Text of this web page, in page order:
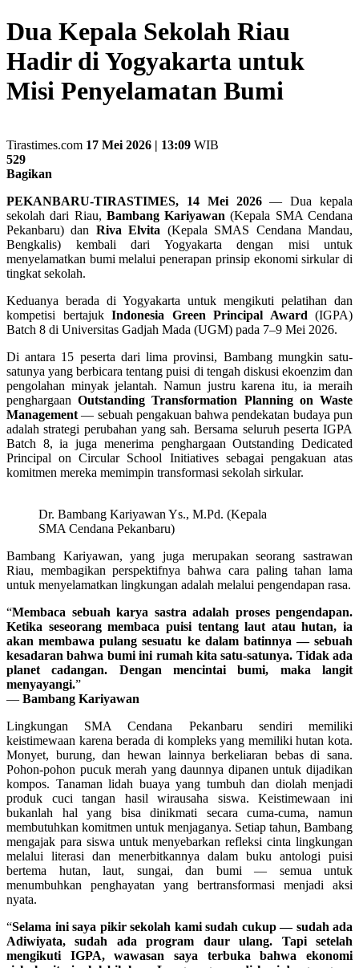
Dua Kepala Sekolah Riau
Hadir di Yogyakarta untuk
Misi Penyelamatan Bumi
Tirastimes.com 17 Mei 2026 | 13:09 WIB
529
Bagikan
PEKANBARU-TIRASTIMES, 14 Mei 2026— Dua kepala
sekolah dari Riau, Bambang Kariyawan (Kepala SMA Cendana
Pekanbaru) dan Riva Elvita (Kepala SMAS Cendana Mandau,
Bengkalis) kembali dari Yogyakarta dengan misi untuk
menyelamatkan bumi melalui penerapan prinsip ekonomi sirkular di
tingkat sekolah.
Keduanya berada di Yogyakarta untuk mengikuti pelatihan dan
kompetisi bertajuk Indonesia Green Principal Award (IGPA)
Batch 8 di Universitas Gadjah Mada (UGM) pada 7–9 Mei 2026.
Di antara 15 peserta dari lima provinsi, Bambang mungkin satu-
satunya yang berbicara tentang puisi di tengah diskusi ekoenzim dan
pengolahan minyak jelantah. Namun justru karena itu, ia meraih
penghargaanOutstanding Transformation Planning on Waste
Management — sebuah pengakuan bahwa pendekatan budaya pun
adalah strategi perubahan yang sah. Bersama seluruh peserta IGPA
Batch 8, ia juga menerima penghargaan Outstanding Dedicated
Principal on Circular School Initiatives sebagai pengakuan atas
komitmen mereka memimpin transformasi sekolah sirkular.
Dr. Bambang Kariyawan Ys., M.Pd. (Kepala
SMA Cendana Pekanbaru)
Bambang Kariyawan, yang juga merupakan seorang sastrawan
Riau, membagikan perspektifnya bahwa cara paling tahan lama
untuk menyelamatkan lingkungan adalah melalui pengendapan rasa.
“Membaca sebuah karya sastra adalah proses pengendapan.
Ketika seseorang membaca puisi tentang laut atau hutan, ia
akan membawa pulang sesuatu ke dalam batinnya — sebuah
kesadaran bahwa bumi ini rumah kita satu-satunya. Tidak ada
planet cadangan. Dengan mencintai bumi, maka langit
menyayangi.”
— Bambang Kariyawan
Lingkungan SMA Cendana Pekanbaru sendiri memiliki
keistimewaan karena berada di kompleks yang memiliki hutan kota.
Monyet, burung, dan hewan lainnya berkeliaran bebas di sana.
Pohon-pohon pucuk merah yang daunnya dipanen untuk dijadikan
kompos. Tanaman lidah buaya yang tumbuh dan diolah menjadi
produk cuci tangan hasil wirausaha siswa. Keistimewaan ini
bukanlah hal yang bisa dinikmati secara cuma-cuma, namun
membutuhkan komitmen untuk menjaganya. Setiap tahun, Bambang
mengajak para siswa untuk menyebarkan refleksi cinta lingkungan
melalui literasi dan menerbitkannya dalam buku antologi puisi
bertema hutan, laut, sungai, dan bumi — semua untuk
menumbuhkan penghayatan yang bertransformasi menjadi aksi
nyata.
“Selama ini saya pikir sekolah kami sudah cukup — sudah ada
Adiwiyata, sudah ada program daur ulang. Tapi setelah
mengikuti IGPA, wawasan saya terbuka bahwa ekonomi